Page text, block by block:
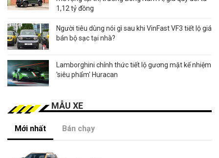
1,12 tỷ đồng
Người tiêu dùng nói gì sau khi VinFast VF3 tiết lộ giá
bán bộ sạc tại nhà?
Lamborghini chính thức tiết lộ gương mặt kế nhiệm
'siêu phẩm' Huracan
MẪU XE
Mới nhất Bán chạy